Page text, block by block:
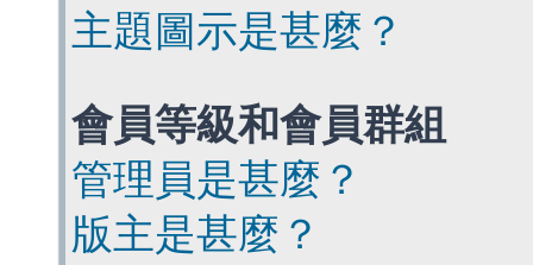
主題圖示是甚麼？
會員等級和會員群組
管理員是甚麼？
版主是甚麼？